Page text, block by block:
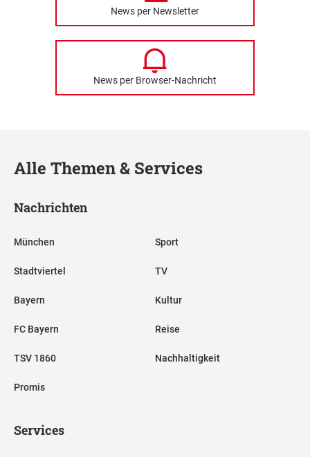
News per Newsletter
News per Browser-Nachricht
Alle Themen & Services
Nachrichten
München
Stadtviertel
Bayern
FC Bayern
TSV 1860
Promis
Sport
TV
Kultur
Reise
Nachhaltigkeit
Services